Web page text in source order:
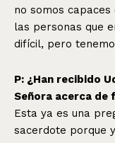
no somos
las personas que
difícil, pero
P: ¿Han recibido
Señora acerca de
Esta ya es una
sacerdote porque